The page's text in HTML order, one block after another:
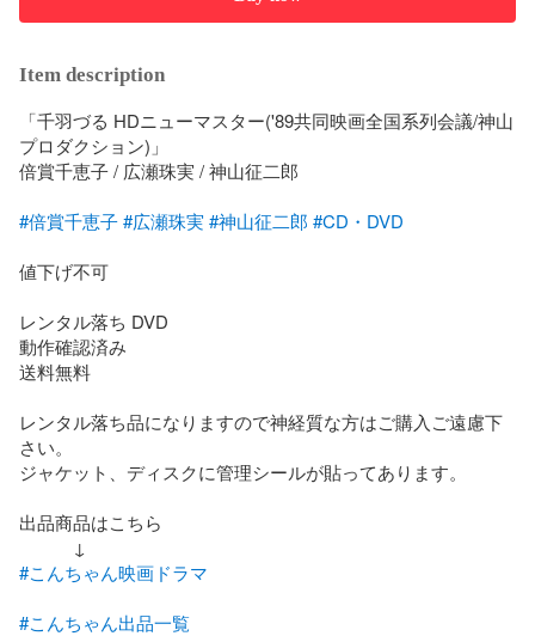
Item description
「千羽づる HDニューマスター('89共同映画全国系列会議/神山
プロダクション)」
倍賞千恵子 / 広瀬珠実 / 神山征二郎
#倍賞千恵子#広瀬珠実#神山征二郎 #CD・DVD
値下げ不可
レンタル落ち DVD
動作確認済み
送料無料
レンタル落ち品になりますので神経質な方はご購入ご遠慮下
さい。
ジャケット、ディスクに管理シールが貼ってあります。
出品商品はこちら
#こんちゃん映画ドラマ
#こんちゃん出品一覧